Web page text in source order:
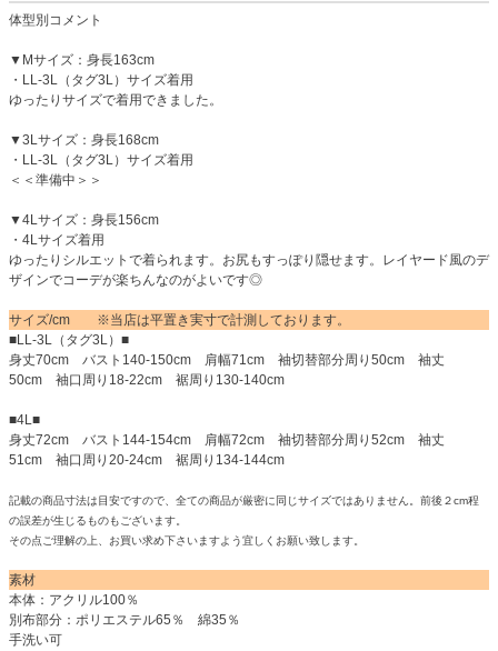
体型別コメント
▼Mサイズ：身長163cm
・LL-3L（タグ3L）サイズ着用
ゆったりサイズで着用できました。
▼3Lサイズ：身長168cm
・LL-3L（タグ3L）サイズ着用
＜＜準備中＞＞
▼4Lサイズ：身長156cm
・4Lサイズ着用
ゆったりシルエットで着られます。お尻もすっぽり隠せます。レイヤード風のデ
ザインでコーデが楽ちんなのがよいです◎
サイズ/cm ※当店は平置き実寸で計測しております。
■LL-3L（タグ3L）■
身丈70cm バスト140-150cm 肩幅71cm 袖切替部分周り50cm 袖丈
50cm 袖口周り18-22cm 裾周り130-140cm
■4L■
身丈72cm バスト144-154cm 肩幅72cm 袖切替部分周り52cm 袖丈
51cm 袖口周り20-24cm 裾周り134-144cm
記載の商品寸法は目安ですので、全ての商品が厳密に同じサイズではありません。前後２cm程
の誤差が生じるものもございます。
その点ご理解の上、お買い求め下さいますよう宜しくお願い致します。
素材
本体：アクリル100％
別布部分：ポリエステル65％ 綿35％
手洗い可